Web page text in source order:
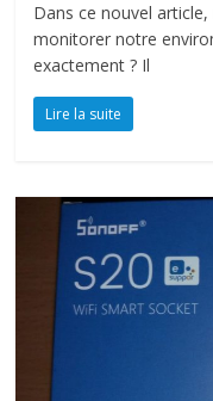
Dans ce nouvel
monitorer notre
exactement ? Il
Lire la suite